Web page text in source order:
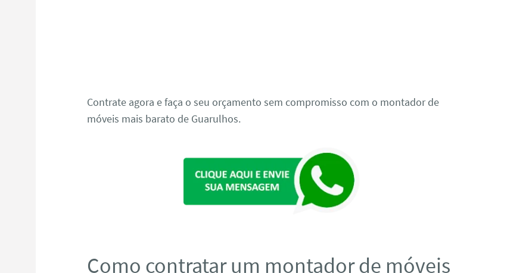
Contrate agora e faça o seu orçamento sem compromisso com o montador de
móveis mais barato de Guarulhos.
Como contratar um montador de móveis